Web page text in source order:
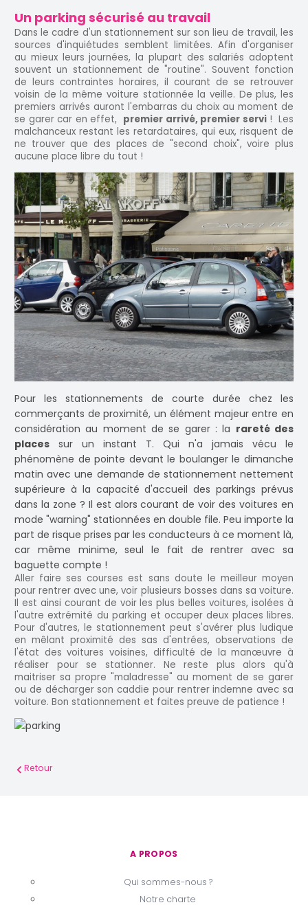
Un parking sécurisé au travail
Dans le cadre d'un stationnement sur son lieu de travail, les
sources d'inquiétudes semblent limitées. Afin d'organiser
au mieux leurs journées, la plupart des salariés adoptent
souvent un stationnement de "routine". Souvent fonction
de leurs contraintes horaires, il courant de se retrouver
voisin de la même voiture stationnée la veille. De plus, les
premiers arrivés auront l'embarras du choix au moment de
se garer car en effet, premier arrivé, premier servi! Les
malchanceux restant les retardataires, qui eux, risquent de
ne trouver que des places de "second choix", voire plus
aucune place libre du tout !
Pour les stationnements de courte durée chez les
commerçants de proximité, un élément majeur entre en
considération au moment de se garer : la rareté des
places sur un instant T. Qui n'a jamais vécu le
phénomène de pointe devant le boulanger le dimanche
matin avec une demande de stationnement nettement
supérieure à la capacité d'accueil des parkings prévus
dans la zone ? Il est alors courant de voir des voitures en
mode "warning" stationnées en double file. Peu importe la
part de risque prises par les conducteurs à ce moment là,
car même minime, seul le fait de rentrer avec sa
baguette compte !
Aller faire ses courses est sans doute le meilleur moyen
pour rentrer avec une, voir plusieurs bosses dans sa voiture.
Il est ainsi courant de voir les plus belles voitures, isolées à
l'autre extrémité du parking et occuper deux places libres.
Pour d'autres, le stationnement peut s'avérer plus ludique
en mêlant proximité des sas d'entrées, observations de
l'état des voitures voisines, difficulté de la manœuvre à
réaliser pour se stationner. Ne reste plus alors qu'à
maitriser sa propre "maladresse" au moment de se garer
ou de décharger son caddie pour rentrer indemne avec sa
voiture. Bon stationnement et faites preuve de patience !
Retour
A PROPOS
Qui sommes-nous ?
Notre charte